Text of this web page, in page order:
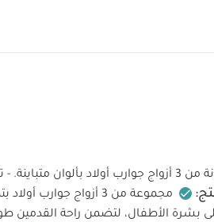
مجموعة من 3 أزواج
بشرة الأطفال، لتضمن راحة القدمين